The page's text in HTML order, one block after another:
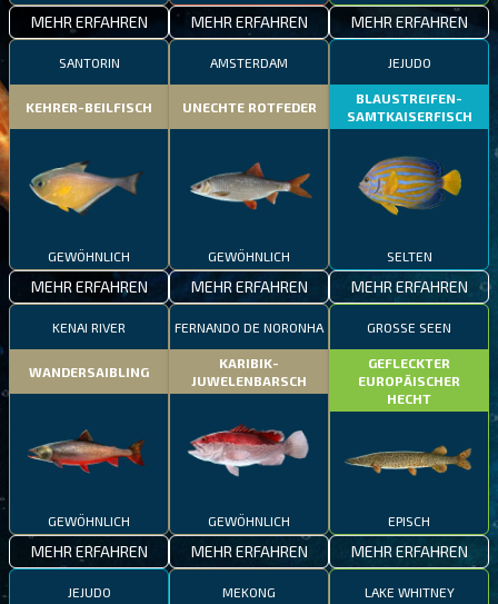
MEHR ERFAHREN MEHR ERFAHREN MEHR ERFAHREN
SANTORIN
KEHRER-BEILFISCH
GEWÖHNLICH
MEHR ERFAHREN
AMSTERDAM
UNECHTE ROTFEDER
GEWÖHNLICH
MEHR ERFAHREN
JEJUDO
BLAUSTREIFEN-
SAMTKAISERFISCH
SELTEN
MEHR ERFAHREN
KENAI RIVER
WANDERSAIBLING
GEWÖHNLICH
MEHR ERFAHREN
FERNANDO DE NORONHA
KARIBIK-
JUWELENBARSCH
GEWÖHNLICH
MEHR ERFAHREN
GROSSE SEEN
GEFLECKTER
EUROPÄISCHER
HECHT
EPISCH
MEHR ERFAHREN
JEJUDO MEKONG LAKE WHITNEY